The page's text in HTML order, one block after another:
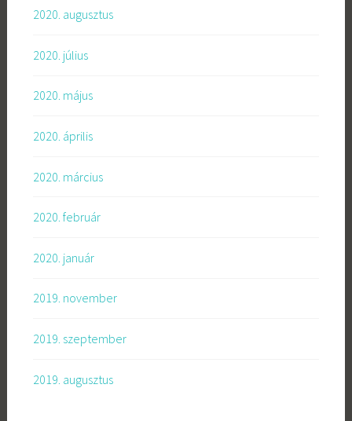
2020. augusztus
2020. július
2020. május
2020. április
2020. március
2020. február
2020. január
2019. november
2019. szeptember
2019. augusztus